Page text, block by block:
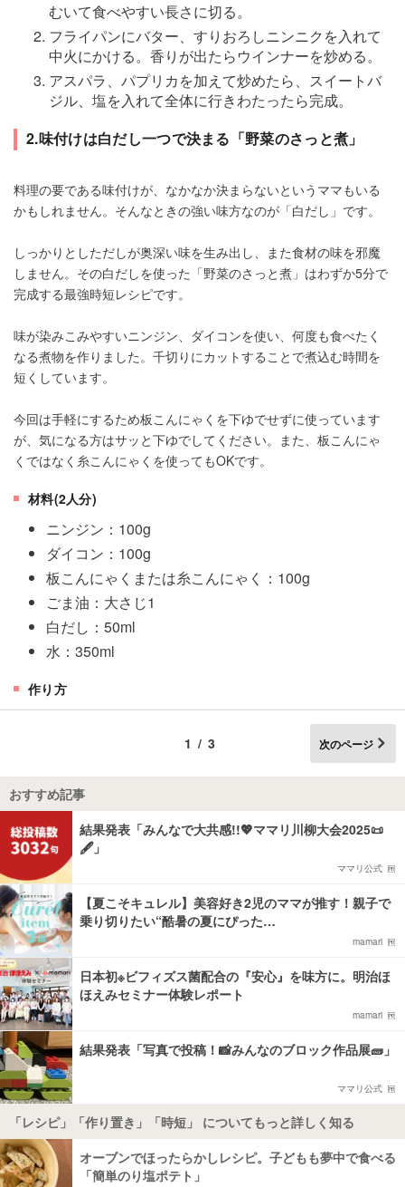
むいて食べやすい長さに切る。
フライパンにバター、すりおろしニンニクを入れて
中火にかける。香りが出たらウインナーを炒める。
アスパラ、パプリカを加えて炒めたら、スイートバ
ジル、塩を入れて全体に行きわたったら完成。
2.味付けは白だし一つで決まる「野菜のさっと煮」
料理の要である味付けが、なかなか決まらないというママもいる
かもしれません。そんなときの強い味方なのが「白だし」です。
しっかりとしただしが奥深い味を生み出し、また食材の味を邪魔
しません。その白だしを使った「野菜のさっと煮」はわずか5分で
完成する最強時短レシピです。
味が染みこみやすいニンジン、ダイコンを使い、何度も食べたく
なる煮物を作りました。千切りにカットすることで煮込む時間を
短くしています。
今回は手軽にするため板こんにゃくを下ゆでせずに使っています
が、気になる方はサッと下ゆでしてください。また、板こんにゃ
くではなく糸こんにゃくを使ってもOKです。
材料(2人分)
ニンジン：100g
ダイコン：100g
板こんにゃくまたは糸こんにゃく：100g
ごま油：大さじ1
白だし：50ml
水：350ml
作り方
1/3 次のページ
おすすめ記事
結果発表「みんなで大共感!!💖ママリ川柳大会2025📜
🖋️」
ママリ公式
【夏こそキュレル】美容好き2児のママが推す！親子で
乗り切りたい“酷暑の夏にぴった…
mamari
日本初※ビフィズス菌配合の『安心』を味方に。明治ほ
ほえみセミナー体験レポート
mamari
結果発表「写真で投稿！📸みんなのブロック作品展🧱」
ママリ公式
「レシピ」「作り置き」「時短」 についてもっと詳しく知る
オーブンでほったらかしレシピ。子どもも夢中で食べる
「簡単のり塩ポテト」